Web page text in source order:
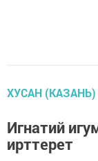
ХУСАН (КАЗАНЬ)
Игнатий
ирттерет